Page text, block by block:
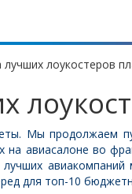
лучших лоукостеров
Мы продолжаем
на авиасалоне во
для топ-10